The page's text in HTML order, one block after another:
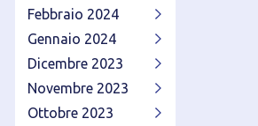
Febbraio 2024
Gennaio 2024
Dicembre 2023
Novembre 2023
Ottobre 2023